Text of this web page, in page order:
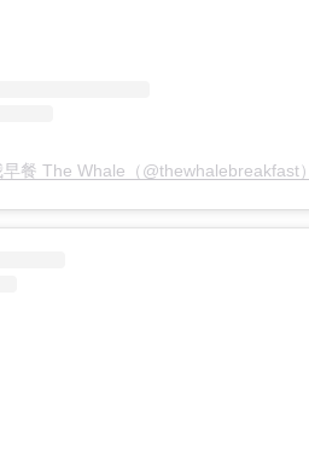
早餐 The Whale（@thewhalebreakfast